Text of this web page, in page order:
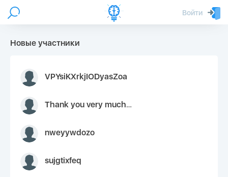
Войти
Новые участники
VPYsiKXrkjIODyasZoa
Thank you very much for your inquiry We appreciate you 9126052 https://youtube.com faceapple !
nweyywdozo
sujgtixfeq